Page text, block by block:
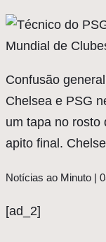
Confusão
Chelsea e PSG
um tapa no rosto
apito final.
Notícias ao Minuto |
[ad_2]